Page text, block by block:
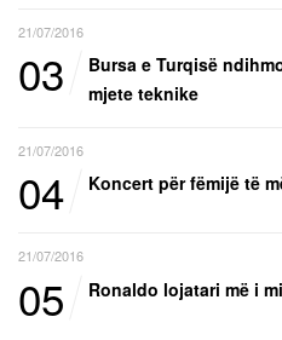
21/07/2016
03
Bursa e Turqisë
mjete teknike
21/07/2016
04 Koncert për fëmijë të
21/07/2016
05 Ronaldo lojatari më i